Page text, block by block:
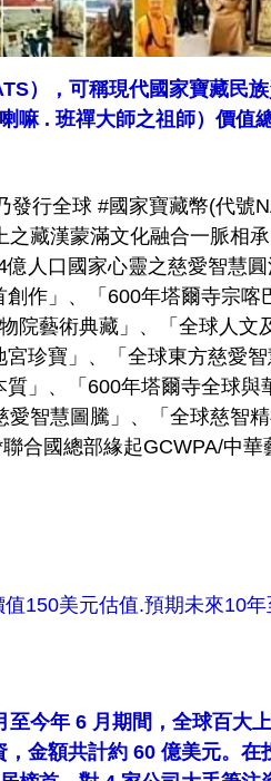
），可稱現代國家寶藏民
嘛 . 班禪大師之祖師）價值
發行全球 #國家寶藏幣(代號
之藏漢蒙滿文化融合一脈相
人口國家心靈之慈愛智慧
創作」、「600年塔爾寺宗
院藝術典藏」、「全球人文
珍寶」、「全球東方慈愛
」、「600年塔爾寺全球與
愛智慧圖騰」、「全球慈智
合國總部緣起GCWPA/中
150美元估值.預期未來10
至今年 6 月期間，全球百大
金額共計約 60 億美元。在